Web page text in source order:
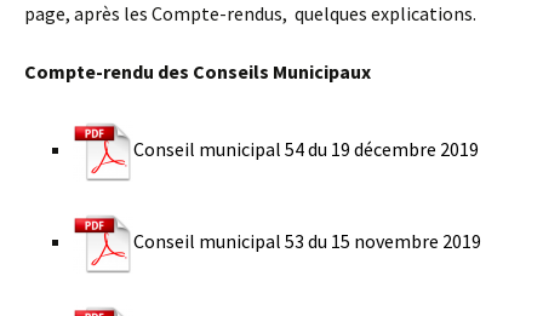
page, après les Compte-rendus, quelques explications.
Compte-rendu des Conseils Municipaux
Conseil municipal 54 du 19 décembre 2019
Conseil municipal 53 du 15 novembre 2019